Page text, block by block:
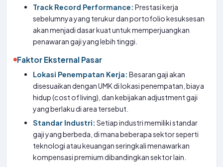
Track Record Performance: Prestasi kerja
sebelumnya yang terukur dan portofolio kesuksesan
akan menjadi dasar kuat untuk memperjuangkan
penawaran gaji yang lebih tinggi.
Faktor Eksternal Pasar
Lokasi Penempatan Kerja: Besaran gaji akan
disesuaikan dengan UMK di lokasi penempatan, biaya
hidup (cost of living), dan kebijakan adjustment gaji
yang berlaku di area tersebut.
Standar Industri: Setiap industri memiliki standar
gaji yang berbeda, di mana beberapa sektor seperti
teknologi atau keuangan seringkali menawarkan
kompensasi premium dibandingkan sektor lain.